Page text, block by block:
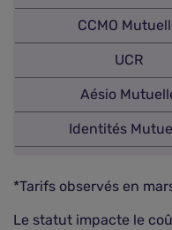
CCMO
UCR
Aésio
Identités
*Tarifs observés en
Le statut impacte le